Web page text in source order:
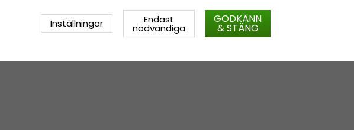
Inställningar Endast
nödvändiga
GODKÄNN
& STÄNG